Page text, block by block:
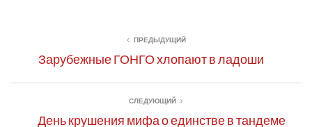
ПРЕДЫДУЩИЙ
Зарубежные ГОНГО хлопают в ладоши
СЛЕДУЮЩИЙ
День крушения мифа о единстве в тандеме